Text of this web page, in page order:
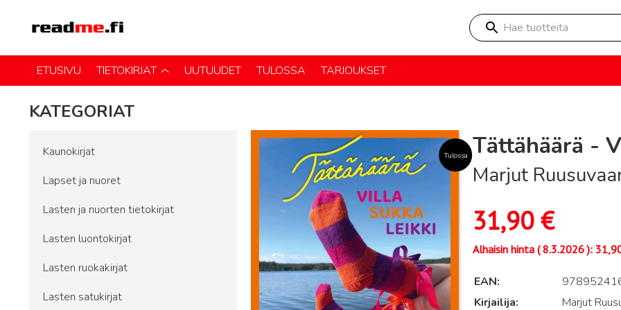
Hae tuotteita
ETUSIVU TIETOKIRJAT UUTUUDET TULOSSA TARJOUKSET
KATEGORIAT
Kaunokirjat
Lapset ja nuoret
Lasten ja nuorten tietokirjat
Lasten luontokirjat
Lasten ruokakirjat
Lasten satukirjat
Tulossa Tättähäärä -
Marjut
31,90€
Alhaisin hinta (8.3.2026):
EAN
Kirjailija
Marjut